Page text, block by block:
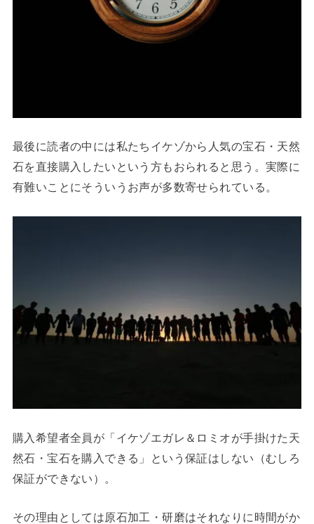
最後に読者の中には私たちイケゾから人気の宝石・天然
石を直接購入したいという方もおられると思う。実際に
有難いことにそういうお声が多数寄せられている。
購入希望者全員が「イケゾエガレ＆ロミオが手掛けた天
然石・宝石を購入できる」という保証はしない（むしろ
保証ができない）。
その理由としては原石加工・研磨はそれなりに時間がか